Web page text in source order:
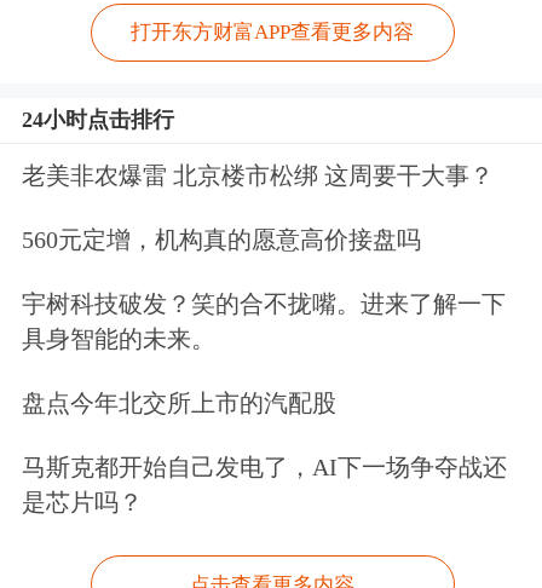
打开东方财富APP查看更多内容
24小时点击排行
老美非农爆雷 北京楼市松绑 这周要干大事？
560元定增，机构真的愿意高价接盘吗
宇树科技破发？笑的合不拢嘴。进来了解一下
具身智能的未来。
盘点今年北交所上市的汽配股
马斯克都开始自己发电了，AI下一场争夺战还
是芯片吗？